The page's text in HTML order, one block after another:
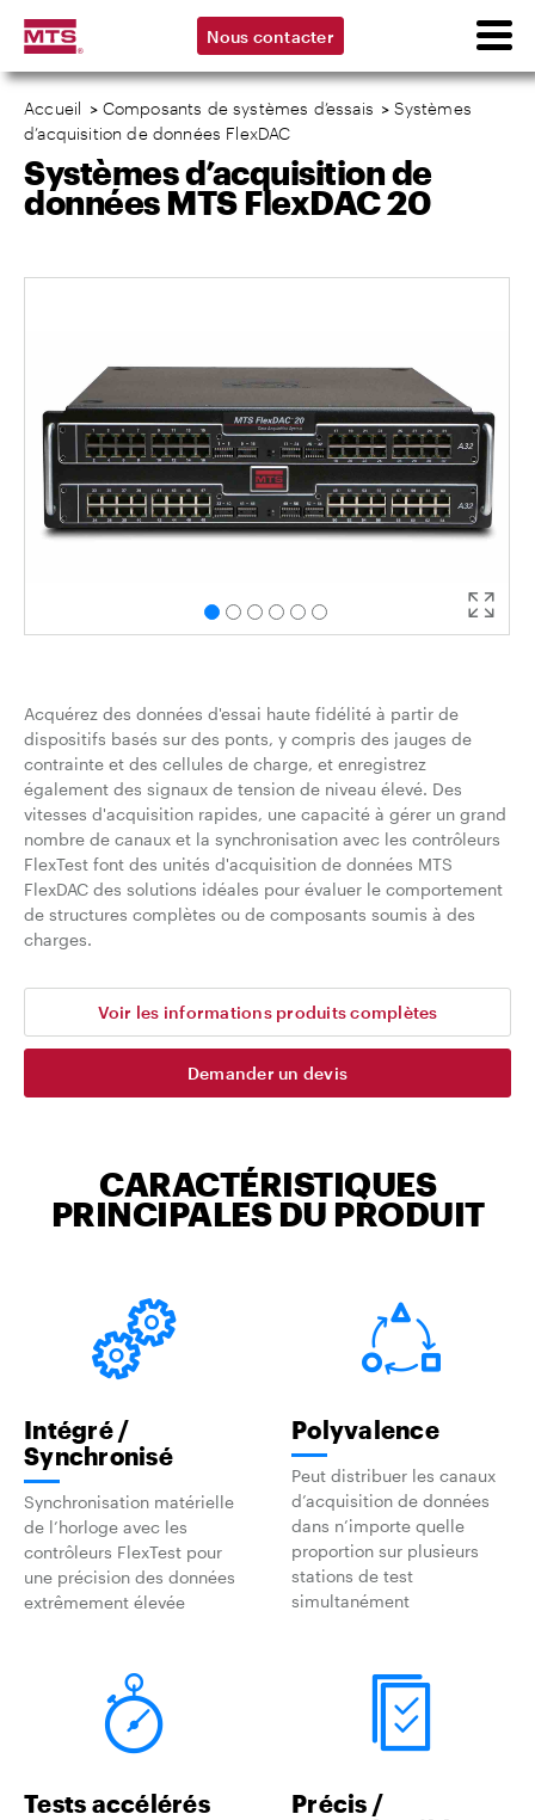
Nous contacter
Accueil > Composants de systèmes d’essais >Systèmes
d’acquisition de données FlexDAC
Systèmes d’acquisition de
données MTS FlexDAC 20
Acquérez des données d'essai haute fidélité à partir de
dispositifs basés sur des ponts, y compris des jauges de
contrainte et des cellules de charge, et enregistrez
également des signaux de tension de niveau élevé. Des
vitesses d'acquisition rapides, une capacité à gérer un grand
nombre de canaux et la synchronisation avec les contrôleurs
FlexTest font des unités d'acquisition de données MTS
FlexDAC des solutions idéales pour évaluer le comportement
de structures complètes ou de composants soumis à des
charges.
Voir les informations produits complètes
Demander un devis
CARACTÉRISTIQUES
PRINCIPALES DU PRODUIT
Intégré /
Synchronisé
Synchronisation matérielle
de l’horloge avec les
contrôleurs FlexTest pour
une précision des données
extrêmement élevée
Polyvalence
Peut distribuer les canaux
d’acquisition de données
dans n’importe quelle
proportion sur plusieurs
stations de test
simultanément
Tests accélérés
Précis /